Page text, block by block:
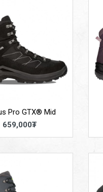
Pro GTX® Mid
659,000₮